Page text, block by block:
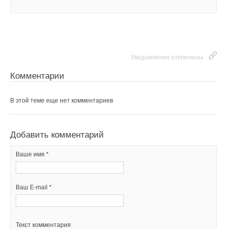
Уведомления отключены
Комментарии
В этой теме еще нет комментариев
Добавить комментарий
Ваше имя *
Ваш E-mail *
Текст комментария